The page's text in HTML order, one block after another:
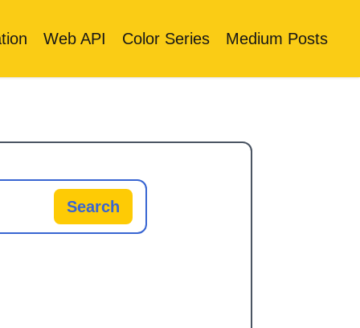
Web API Color Series Medium Posts
Search